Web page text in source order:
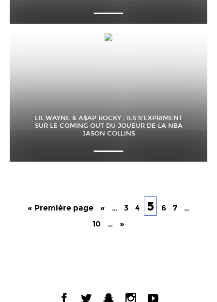
LIL WAYNE & A$AP ROCKY : ILS S’EXPRIMENT
SUR LE COMING OUT DU JOUEUR DE LA NBA
JASON COLLINS
« Première page « … 3 4 5 6 7
…
10
… »